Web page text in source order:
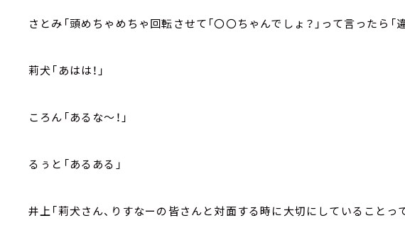
さとみ「頭めちゃめちゃ回転させて「〇〇ちゃんでしょ？」って言ったら「違
莉犬「あはは！」
ころん「あるな～！」
るぅと「あるある」
井上「莉犬さん、りすなーの皆さんと対面する時に大切にしていることっ